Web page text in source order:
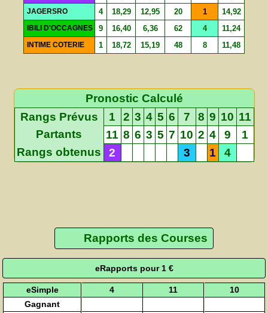
JAGERSRO 4 18,29 12,95 20 1 14,92
IBILI D'OCCAGNES 9 16,40 6,36 62 4 11,24
INTIME COTERIE 1 18,72 15,19 48 8 11,48
Pronostic Calculé
Rangs Prévus
1 2 3 4 5 6 7 8 9 10 11
Partants
11 8 6 3 5 7 10 2 4 9
1
Rangs obtenus
2 3 1 4
Rapports des Courses
eRapports pour 1 €
eSimple 4 11
10
Gagnant